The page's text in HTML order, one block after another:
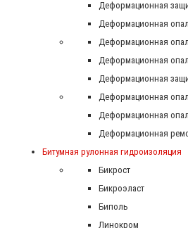
Деформационная
Деформационная
Деформационная
Деформационная
Деформационная
Деформационная
Деформационная
Деформационная
Битумная рулонная гидроизоляция
Бикрост
Бикроэласт
Биполь
Линокром